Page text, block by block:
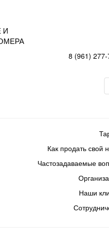
И
8 (961)
Как продать свой
Частозадаваемые
Наши